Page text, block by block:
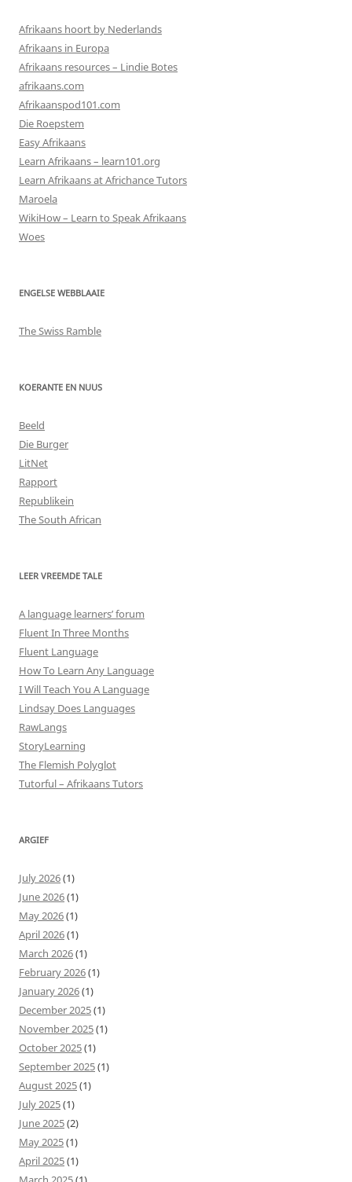
Afrikaans hoort by Nederlands
Afrikaans in Europa
Afrikaans resources – Lindie Botes
afrikaans.com
Afrikaanspod101.com
Die Roepstem
Easy Afrikaans
Learn Afrikaans – learn101.org
Learn Afrikaans at Africhance Tutors
Maroela
WikiHow – Learn to Speak Afrikaans
Woes
ENGELSE WEBBLAAIE
The Swiss Ramble
KOERANTE EN NUUS
Beeld
Die Burger
LitNet
Rapport
Republikein
The South African
LEER VREEMDE TALE
A language learners’ forum
Fluent In Three Months
Fluent Language
How To Learn Any Language
I Will Teach You A Language
Lindsay Does Languages
RawLangs
StoryLearning
The Flemish Polyglot
Tutorful – Afrikaans Tutors
ARGIEF
July 2026(1)
June 2026(1)
May 2026(1)
April 2026(1)
March 2026(1)
February 2026(1)
January 2026(1)
December 2025(1)
November 2025(1)
October 2025(1)
September 2025(1)
August 2025(1)
July 2025(1)
June 2025(2)
May 2025(1)
April 2025(1)